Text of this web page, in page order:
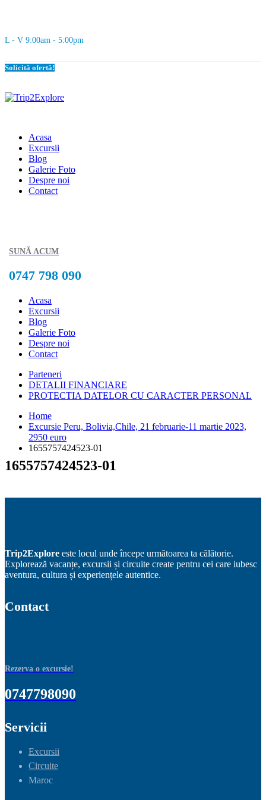
L - V 9:00am - 5:00pm
Solicită ofertă!
Acasa
Excursii
Blog
Galerie Foto
Despre noi
Contact
SUNĂ ACUM
0747 798 090
Acasa
Excursii
Blog
Galerie Foto
Despre noi
Contact
Parteneri
DETALII FINANCIARE
PROTECTIA DATELOR CU CARACTER PERSONAL
Home
Excursie Peru, Bolivia,Chile, 21 februarie-11 martie 2023,
2950 euro
1655757424523-01
1655757424523-01
Trip2Explore este locul unde începe următoarea ta călătorie.
Explorează vacanțe, excursii și circuite create pentru cei care iubesc
aventura, cultura și experiențele autentice.
Contact
Rezerva o excursie!
0747798090
Servicii
Excursii
Circuite
Maroc